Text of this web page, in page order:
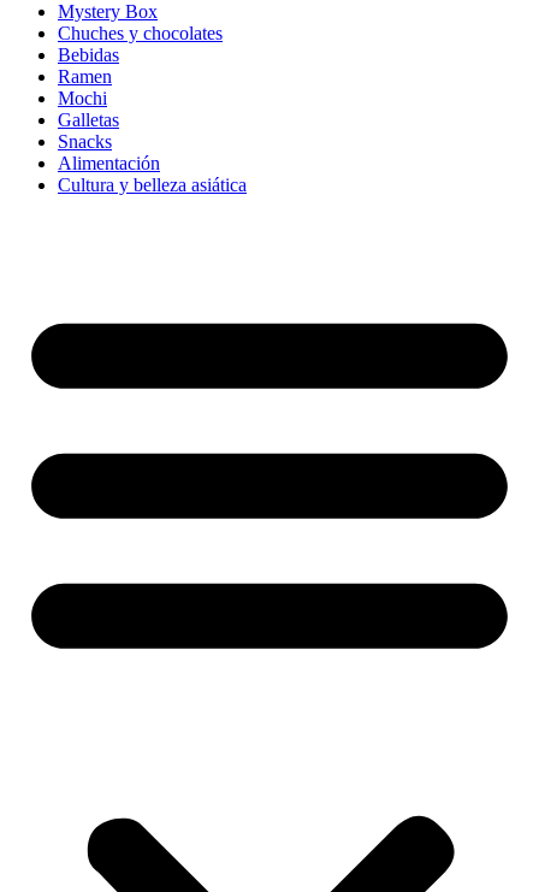
Mystery Box
Chuches y chocolates
Bebidas
Ramen
Mochi
Galletas
Snacks
Alimentación
Cultura y belleza asiática